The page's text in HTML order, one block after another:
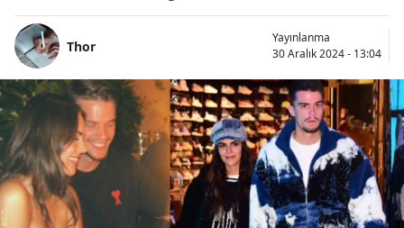
Thor
Yayınlanma
30 Aralık 2024 - 13:04